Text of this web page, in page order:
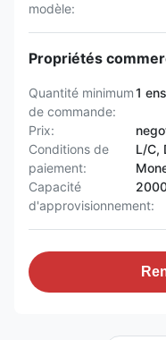
modèle:
Propriétés
Quantité minimum
de commande:
1
Prix:
Conditions de
paiement:
L/C,
Capacité
d'approvisionnement: